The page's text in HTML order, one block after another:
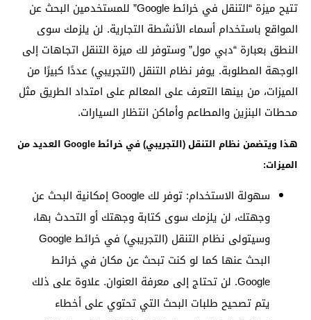
تتيح ميزة “التنقل في خرائط Google” للمستخدمين البحث عن
المواقع باستخدام أسماء الأنشطة التجارية. لن يلزمك سوى
النطق بعبارة “دبي مول” وستوفر لك ميزة التنقل اتجاهات إلى
الوجهة المطلوبة. يوفر نظام التنقل (التجريبي) عددًا كبيرًا من
الميزات، من بينها التعرف على المعالم على امتداد الطريق مثل
محطات البنزين والمطاعم وأماكن انتظار السيارات.
هذا ويتضمن نظام التنقل (التجريبي) في خرائط Google العديد من
الميزات:
سهولة الاستخدام: توفر لك Google إمكانية البحث عن
وجهتك، لن يلزمك سوى كتابة وجهتك أو التحدث بها،
وسيتولى نظام التنقل (التجريبي) في خرائط Google
البحث عنها كما لو كنت تبحث عن مكان في خرائط
Google. لن تحتاج إلى معرفة العنوان. علاوة على ذلك
يتم تصحيح طلبات البحث التي تحتوي على أخطاء